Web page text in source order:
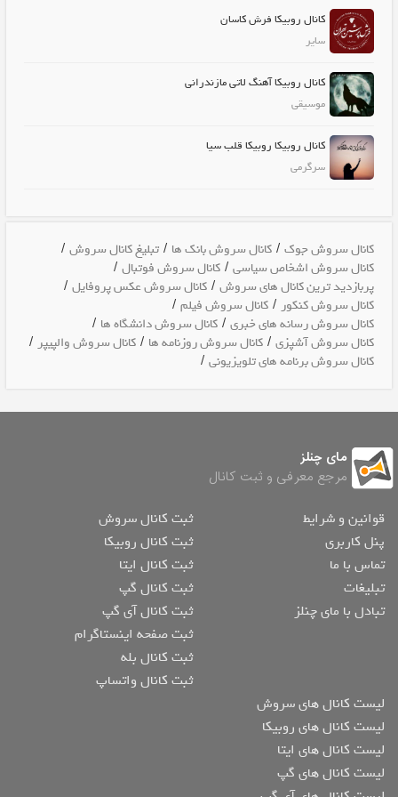
کانال روبیکا فرش کاسان
سایر
کانال روبیکا آهنگ لاتی مازندرانی
موسیقی
کانال روبیکا روبیکا قلب سیا
سرگرمی
کانال سروش جوک /کانال سروش بانک ها /تبلیغ کانال سروش /
کانال سروش اشخاص سیاسی /کانال سروش فوتبال /
پربازدید ترین کانال های سروش /کانال سروش عکس پروفایل /
کانال سروش کنکور /کانال سروش فیلم /
کانال سروش رسانه های خبری /کانال سروش دانشگاه ها /
کانال سروش آشپزی /کانال سروش روزنامه ها /کانال سروش والپیپر /
کانال سروش برنامه های تلویزیونی /
مای چنلز
مرجع معرفی و ثبت کانال
قوانین و شرایط
پنل کاربری
تماس با ما
تبلیغات
تبادل با مای چنلز
ثبت کانال سروش
ثبت کانال روبیکا
ثبت کانال ایتا
ثبت کانال گپ
ثبت کانال آی گپ
ثبت صفحه اینستاگرام
ثبت کانال بله
ثبت کانال واتساپ
لیست کانال های سروش
لیست کانال های روبیکا
لیست کانال های ایتا
لیست کانال های گپ